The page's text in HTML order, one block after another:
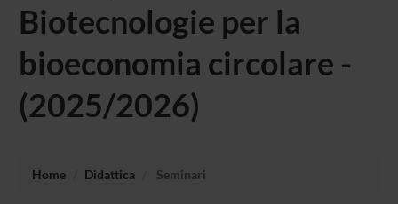
Biotecnologie per la
bioeconomia circolare -
(2025/2026)
Home Didattica Seminari